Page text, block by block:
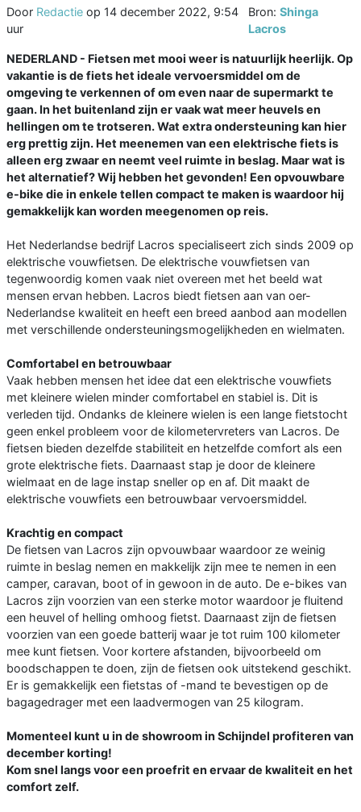
Door Redactie op 14 december 2022, 9:54
uur
Bron:Shinga
Lacros
NEDERLAND - Fietsen met mooi weer is natuurlijk heerlijk. Op
vakantie is de fiets het ideale vervoersmiddel om de
omgeving te verkennen of om even naar de supermarkt te
gaan. In het buitenland zijn er vaak wat meer heuvels en
hellingen om te trotseren. Wat extra ondersteuning kan hier
erg prettig zijn. Het meenemen van een elektrische fiets is
alleen erg zwaar en neemt veel ruimte in beslag. Maar wat is
het alternatief? Wij hebben het gevonden! Een opvouwbare
e-bike die in enkele tellen compact te maken is waardoor hij
gemakkelijk kan worden meegenomen op reis.
Het Nederlandse bedrijf Lacros specialiseert zich sinds 2009 op
elektrische vouwfietsen. De elektrische vouwfietsen van
tegenwoordig komen vaak niet overeen met het beeld wat
mensen ervan hebben. Lacros biedt fietsen aan van oer-
Nederlandse kwaliteit en heeft een breed aanbod aan modellen
met verschillende ondersteuningsmogelijkheden en wielmaten.
Comfortabel en betrouwbaar
Vaak hebben mensen het idee dat een elektrische vouwfiets
met kleinere wielen minder comfortabel en stabiel is. Dit is
verleden tijd. Ondanks de kleinere wielen is een lange fietstocht
geen enkel probleem voor de kilometervreters van Lacros. De
fietsen bieden dezelfde stabiliteit en hetzelfde comfort als een
grote elektrische fiets. Daarnaast stap je door de kleinere
wielmaat en de lage instap sneller op en af. Dit maakt de
elektrische vouwfiets een betrouwbaar vervoersmiddel.
Krachtig en compact
De fietsen van Lacros zijn opvouwbaar waardoor ze weinig
ruimte in beslag nemen en makkelijk zijn mee te nemen in een
camper, caravan, boot of in gewoon in de auto. De e-bikes van
Lacros zijn voorzien van een sterke motor waardoor je fluitend
een heuvel of helling omhoog fietst. Daarnaast zijn de fietsen
voorzien van een goede batterij waar je tot ruim 100 kilometer
mee kunt fietsen. Voor kortere afstanden, bijvoorbeeld om
boodschappen te doen, zijn de fietsen ook uitstekend geschikt.
Er is gemakkelijk een fietstas of -mand te bevestigen op de
bagagedrager met een laadvermogen van 25 kilogram.
Momenteel kunt u in de showroom in Schijndel profiteren van
december korting!
Kom snel langs voor een proefrit en ervaar de kwaliteit en het
comfort zelf.